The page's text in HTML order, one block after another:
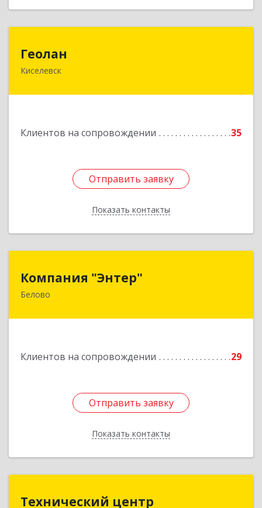
Геолан
Киселевск
Клиентов на сопровождении 35
Отправить заявку
Показать контакты
Отправить заявку
Назад
Компания "Энтер"
Белово
Клиентов на сопровождении 29
Отправить заявку
Показать контакты
652600, Кемеровская обл, Белово г, Почтовый
Отправить заявку
Назад
Технический центр